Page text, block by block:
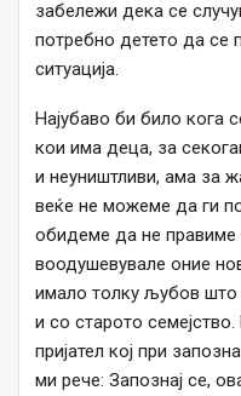
забележи дека се
потребно детето да се
ситуација.
Најубаво би било кога
кои има деца, за
и неуништливи, ама за
веќе не можеме да ги
обидеме да не правиме
воодушевувале оние
имало толку љубов што
и со старото
пријател кој при
ми рече: Запознај се,